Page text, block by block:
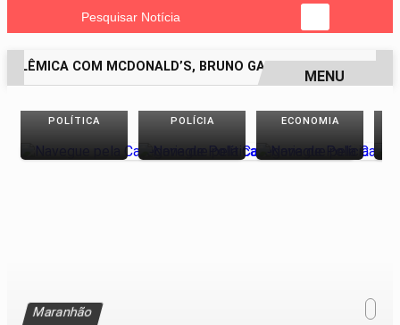
Pesquisar Notícia
COM MCDONALD’S, BRUNO GAGLIASSO PEDE
EM ALTA
MENU
POLÍTICA POLÍCIA ECONOMIA
Maranhão